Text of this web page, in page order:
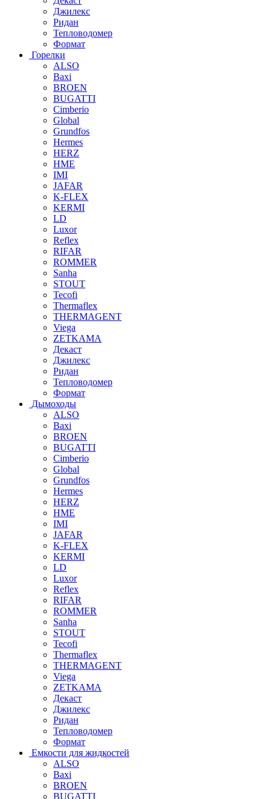
Джилекс
Ридан
Тепловодомер
Формат
Горелки
ALSO
Baxi
BROEN
BUGATTI
Cimberio
Global
Grundfos
Hermes
HERZ
HME
IMI
JAFAR
K-FLEX
KERMI
LD
Luxor
Reflex
RIFAR
ROMMER
Sanha
STOUT
Tecofi
Thermaflex
THERMAGENT
Viega
ZETKAMA
Декаст
Джилекс
Ридан
Тепловодомер
Формат
Дымоходы
ALSO
Baxi
BROEN
BUGATTI
Cimberio
Global
Grundfos
Hermes
HERZ
HME
IMI
JAFAR
K-FLEX
KERMI
LD
Luxor
Reflex
RIFAR
ROMMER
Sanha
STOUT
Tecofi
Thermaflex
THERMAGENT
Viega
ZETKAMA
Декаст
Джилекс
Ридан
Тепловодомер
Формат
Емкости для жидкостей
ALSO
Baxi
BROEN
BUGATTI